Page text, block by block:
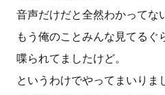
音声だけだと全然わかってな
もう俺のことみんな見てるぐ
喋られてましたけど。
というわけでやってまいりま